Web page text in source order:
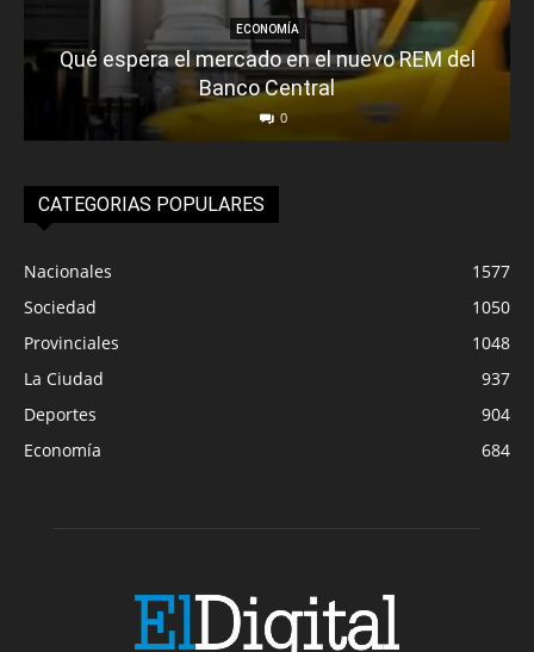
ECONOMÍA
Qué espera el mercado en el nuevo REM del
Banco Central
0
CATEGORIAS POPULARES
Nacionales
1577
Sociedad
1050
Provinciales
1048
La Ciudad
937
Deportes
904
Economía
684